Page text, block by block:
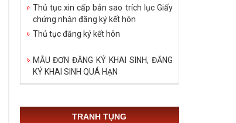
Thủ tục xin cấp bản sao trích lục Giấy
chứng nhận đăng ký kết hôn
Thủ tục đăng ký kết hôn
MẪU ĐƠN ĐĂNG KÝ KHAI SINH, ĐĂNG
KÝ KHAI SINH QUÁ HẠN
TRANH TỤNG